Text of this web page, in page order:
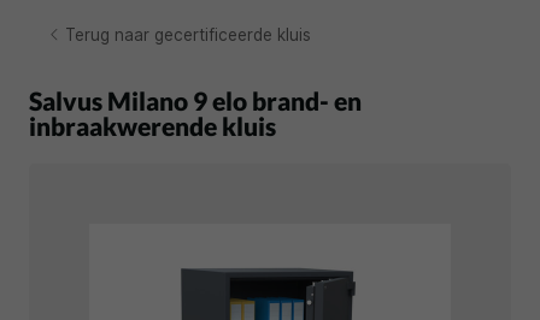
Terug naar gecertificeerde kluis
Salvus Milano 9 elo brand- en
inbraakwerende kluis